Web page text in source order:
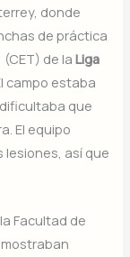
donde
de práctica
(CET) de laLiga
campo estaba
que
El equipo
así que
Facultad de